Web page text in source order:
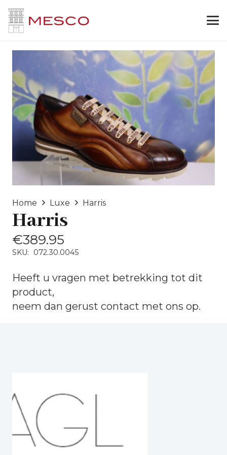
Home Luxe Harris
Harris
€389.95
SKU: 072.30.0045
Heeft u vragen met betrekking tot dit
product,
neem dan gerust contact met ons op.